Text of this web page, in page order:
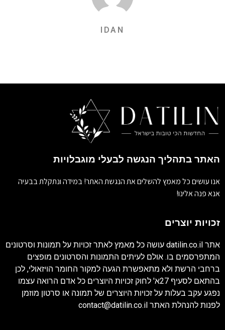
IDAN
האתר בתהליך הנגשה לבעלי מוגבלויות
אנו עושים כל מאמץ להשלים את הנגשת האתר! במידה ונתקלת בבעיה
אנא פנה אלינו!
זכויות יוצרים
אתר datilin.co.il עושה כל מאמץ לאתר זכויות על תמונות וסרטונים
המתפרסמים בו. אולם לעיתים התמונות והסרטונים מופצים
ברחבי הרשת ולא מתאפשרת הגעה למקור החומר הויזאולי, לכן
בהתאם לסעיף 27א' לחוק זכויות היוצרים כל אדם הרואה עצמו
נפגע עקב בעלות על זכויות היוצרים של תמונה או סרטון מוזמן
לפנות להנהלת האתר contact@datilin.co.il